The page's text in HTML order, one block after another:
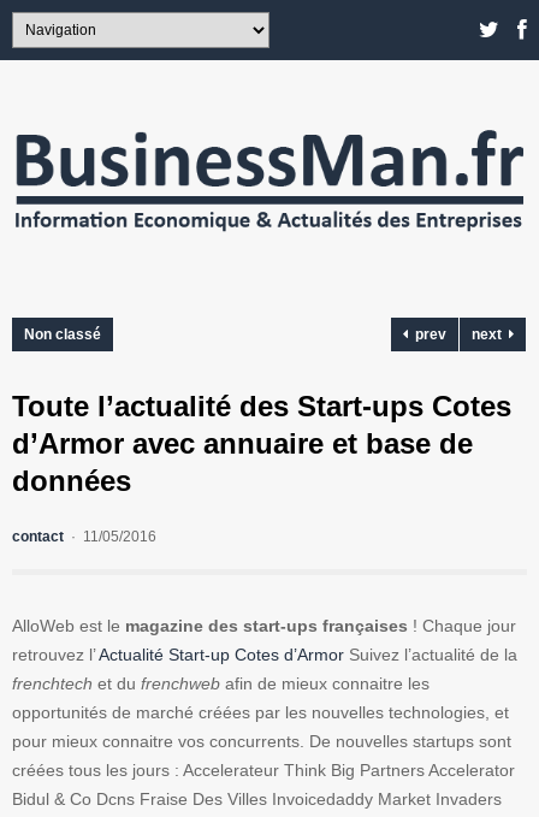
Non classé prev next
Toute l’actualité des Start-ups Cotes
d’Armor avec annuaire et base de
données
contact 11/05/2016
AlloWeb est le magazine des start-ups françaises ! Chaque jour
retrouvez l’Actualité Start-up Cotes d’Armor Suivez l’actualité de la
frenchtech et du frenchweb afin de mieux connaitre les
opportunités de marché créées par les nouvelles technologies, et
pour mieux connaitre vos concurrents. De nouvelles startups sont
créées tous les jours : Accelerateur Think Big Partners Accelerator
Bidul & Co Dcns Fraise Des Villes Invoicedaddy Market Invaders